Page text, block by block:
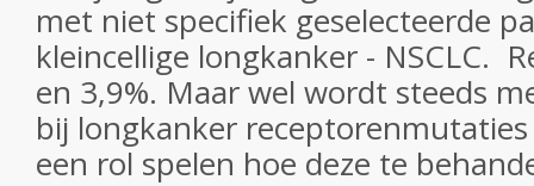
met niet specifiek geselecteerde
kleincellige longkanker - NSCLC.
en 3,9%. Maar wel wordt steeds
bij longkanker
een rol spelen hoe deze te